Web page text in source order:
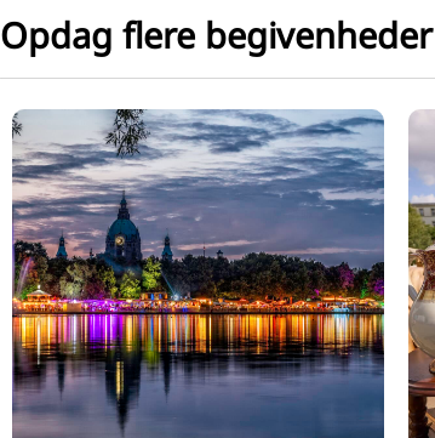
Opdag flere begivenheder